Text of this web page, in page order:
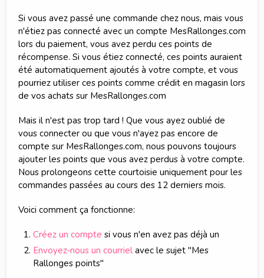
Si vous avez passé une commande chez nous, mais vous
n'étiez pas connecté avec un compte MesRallonges.com
lors du paiement, vous avez perdu ces points de
récompense. Si vous étiez connecté, ces points auraient
été automatiquement ajoutés à votre compte, et vous
pourriez utiliser ces points comme crédit en magasin lors
de vos achats sur MesRallonges.com
Mais il n'est pas trop tard ! Que vous ayez oublié de
vous connecter ou que vous n'ayez pas encore de
compte sur MesRallonges.com, nous pouvons toujours
ajouter les points que vous avez perdus à votre compte.
Nous prolongeons cette courtoisie uniquement pour les
commandes passées au cours des 12 derniers mois.
Voici comment ça fonctionne:
Créez un compte si vous n'en avez pas déjà un
Envoyez-nous un courriel avec le sujet "Mes
Rallonges points"